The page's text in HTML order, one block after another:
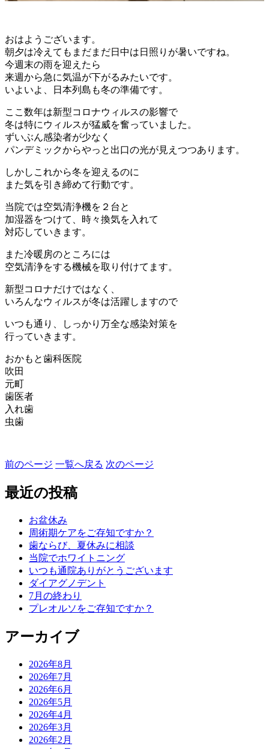
おはようございます。
朝夕は冷えてもまだまだ日中は日照りが暑いですね。
今週末の雨を迎えたら
来週から急に気温が下がるみたいです。
いよいよ、日本列島も冬の準備です。
ここ数年は新型コロナウィルスの影響で
冬は特にウィルスが猛威を奮っていました。
ずいぶん感染者が少なく
パンデミックからやっと出口の光が見えつつあります。
しかしこれから冬を迎えるのに
また気を引き締めて行動です。
当院では空気清浄機を２台と
加湿器をつけて、時々換気を入れて
対応していきます。
また冷暖房のところには
空気清浄をする機械を取り付けてます。
新型コロナだけではなく、
いろんなウィルスが冬は活躍しますので
いつも通り、しっかり万全な感染対策を
行っていきます。
おかもと歯科医院
吹田
元町
歯医者
入れ歯
虫歯
前のページ 一覧へ戻る 次のページ
最近の投稿
お盆休み
周術期ケアをご存知ですか？
歯ならび、夏休みに相談
当院でホワイトニング
いつも通院ありがとうございます
ダイアグノデント
7月の終わり
プレオルソをご存知ですか？
アーカイブ
2026年8月
2026年7月
2026年6月
2026年5月
2026年4月
2026年3月
2026年2月